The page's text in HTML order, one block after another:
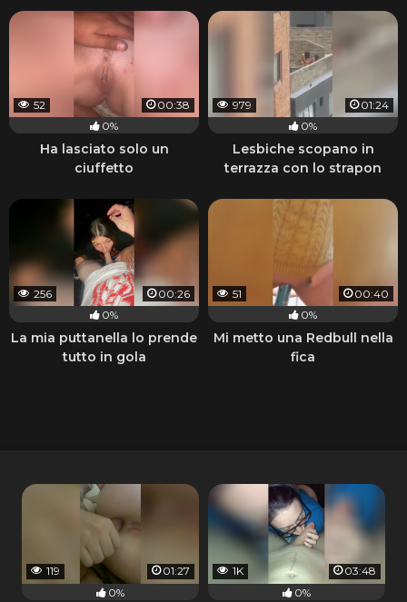
52
00:38
0%
Ha lasciato solo un
ciuffetto
979
01:24
0%
Lesbiche scopano in
terrazza con lo strapon
256
00:26
0%
La mia puttanella lo prende
tutto in gola
51
00:40
0%
Mi metto una Redbull nella
fica
119
01:27
0%
1K
03:48
0%